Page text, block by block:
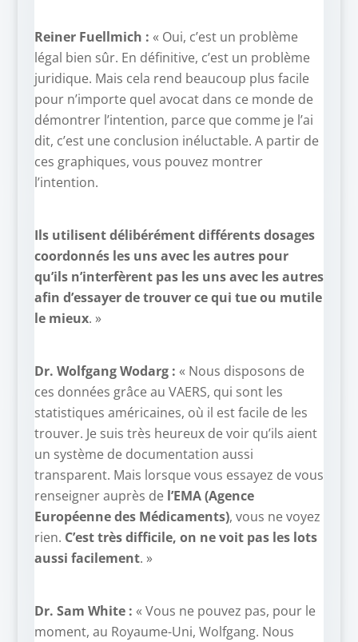
Reiner Fuellmich : « Oui, c’est un problème
légal bien sûr. En définitive, c’est un problème
juridique. Mais cela rend beaucoup plus facile
pour n’importe quel avocat dans ce monde de
démontrer l’intention, parce que comme je l’ai
dit, c’est une conclusion inéluctable. A partir de
ces graphiques, vous pouvez montrer
l’intention.
Ils utilisent délibérément différents dosages
coordonnés les uns avec les autres pour
qu’ils n’interfèrent pas les uns avec les autres
afin d’essayer de trouver ce qui tue ou mutile
le mieux. »
Dr. Wolfgang Wodarg : « Nous disposons de
ces données grâce au VAERS, qui sont les
statistiques américaines, où il est facile de les
trouver. Je suis très heureux de voir qu’ils aient
un système de documentation aussi
transparent. Mais lorsque vous essayez de vous
renseigner auprès del’EMA (Agence
Européenne des Médicaments), vous ne voyez
rien. C’est très difficile, on ne voit pas les lots
aussi facilement. »
Dr. Sam White : « Vous ne pouvez pas, pour le
moment, au Royaume-Uni, Wolfgang. Nous